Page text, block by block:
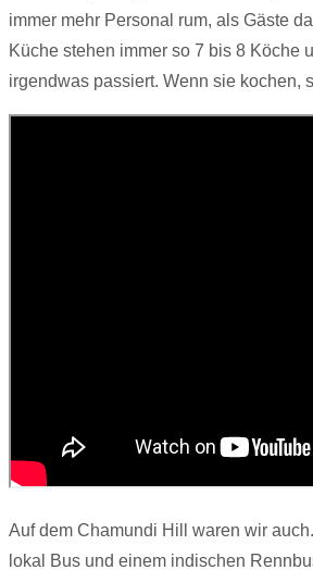
immer mehr Personal rum, als Gäste
Küche stehen immer so 7 bis 8 Köche
irgendwas passiert. Wenn sie kochen,
Auf dem Chamundi Hill waren wir
lokal Bus und einem indischen